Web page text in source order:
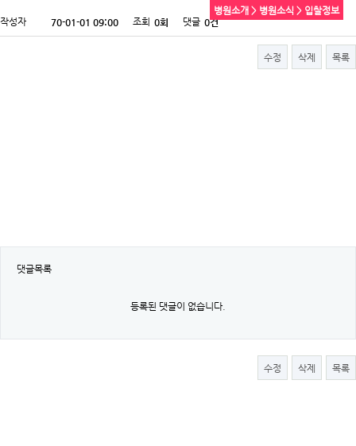
병원소개 > 병원소식 > 입찰정보
작성자
70-01-01 09:00 조회 0회 댓글 0건
수정 삭제 목록
댓글목록
등록된 댓글이 없습니다.
수정 삭제 목록